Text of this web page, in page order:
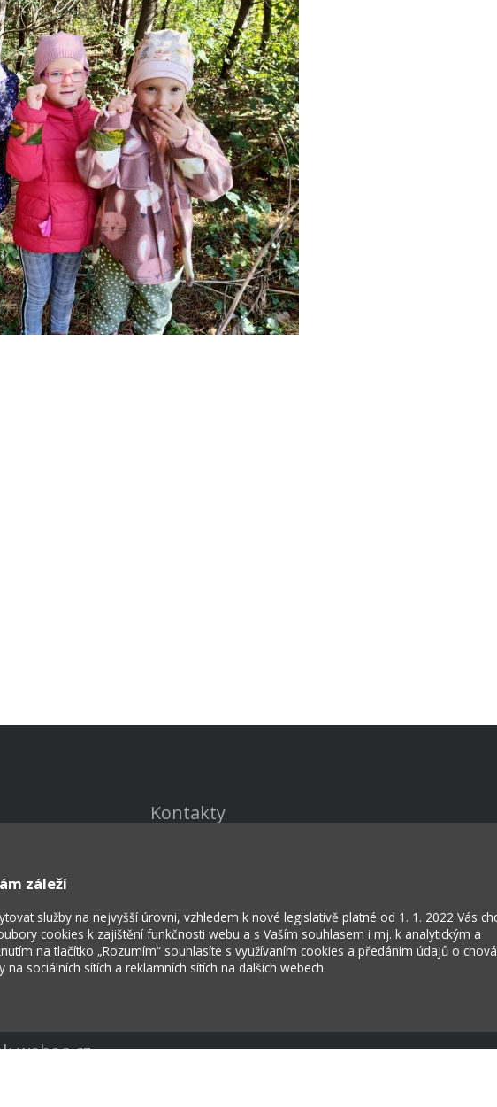
záleží
služby na nejvyšší úrovni, vzhledem k nové legislativě platné od 1. 1. 2022 Vás
cookies k zajištění funkčnosti webu a s Vaším souhlasem i mj. k analytickým a
na tlačítko „Rozumím“ souhlasíte s využívaním cookies a předáním údajů o
sociálních sítích a reklamních sítích na dalších webech.
Kontakty
škola Ostrožská Lhota
weboa.cz